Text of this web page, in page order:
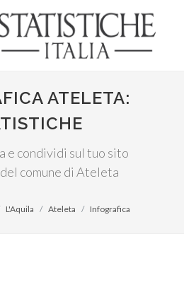
ATELETA:
e condividi sul tuo sito
comune di Ateleta
L'Aquila Ateleta Infografica